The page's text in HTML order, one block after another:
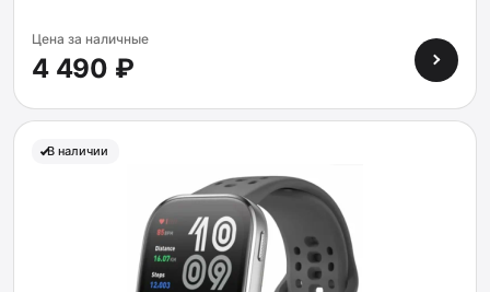
Цена за наличные
4 490 ₽
В наличии